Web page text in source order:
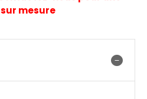
mesure